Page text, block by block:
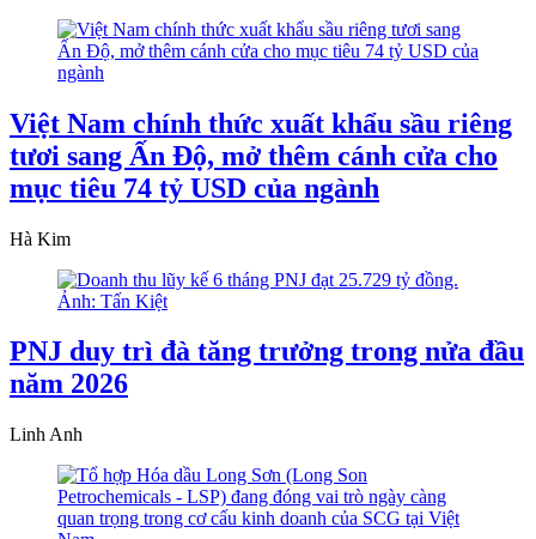
Việt Nam chính thức xuất khẩu sầu riêng
tươi sang Ấn Độ, mở thêm cánh cửa cho
mục tiêu 74 tỷ USD của ngành
Hà Kim
PNJ duy trì đà tăng trưởng trong nửa đầu
năm 2026
Linh Anh